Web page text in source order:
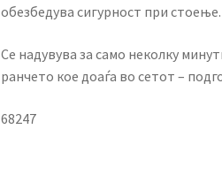
обезбедува сигурност при стоење.
Се надувува за само неколку
ранчето кое доаѓа во сетот –
68247